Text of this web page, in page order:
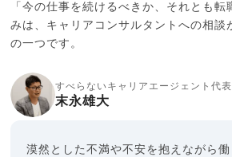
「今の仕事を続けるべきか、それとも転
みは、キャリアコンサルタントへの相談
の一つです。
すべらないキャリアエージェント代表
末永雄大
漠然とした不満や不安を抱えながら働